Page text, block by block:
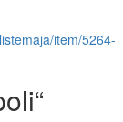
item/5264-